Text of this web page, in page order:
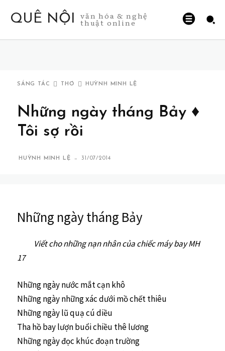
QUÊ NỘI văn hóa & nghệ
thuật online
SÁNG TÁC THƠ HUỲNH MINH LỆ
Những ngày tháng Bảy ♦
Tôi sợ rồi
HUỲNH MINH LỆ - 31/07/2014
Những ngày tháng Bảy
Viết cho những nạn nhân của chiếc máy bay MH
17
Những ngày nước mắt cạn khô
Những ngày những xác dưới mồ chết thiêu
Những ngày lũ quạ cú diều
Tha hồ bay lượn buổi chiều thê lương
Những ngày đọc khúc đoạn trường